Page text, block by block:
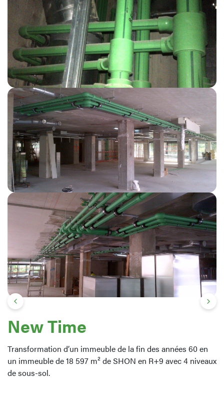
New Time
Transformation d’un immeuble de la fin des années 60 en
un immeuble de 18 597 m² de SHON en R+9 avec 4 niveaux
de sous-sol.